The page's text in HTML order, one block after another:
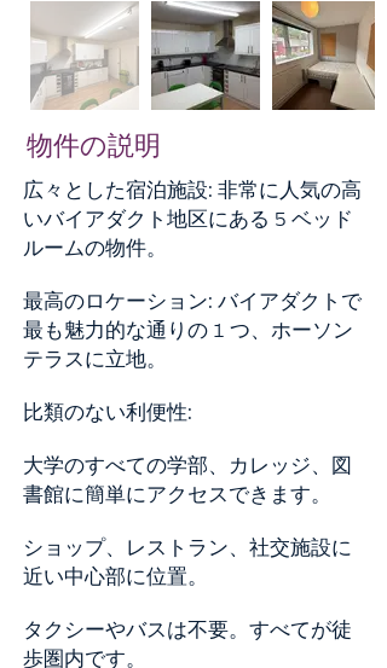
物件の説明
広々とした宿泊施設: 非常に人気の高
いバイアダクト地区にある 5 ベッド
ルームの物件。
最高のロケーション: バイアダクトで
最も魅力的な通りの 1 つ、ホーソン
テラスに立地。
比類のない利便性:
大学のすべての学部、カレッジ、図
書館に簡単にアクセスできます。
ショップ、レストラン、社交施設に
近い中心部に位置。
タクシーやバスは不要。すべてが徒
歩圏内です。